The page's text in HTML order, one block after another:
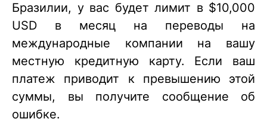
Бразилии, у вас будет лимит в $10,000
USD в месяц на переводы на
международные компании на вашу
местную кредитную карту. Если ваш
платеж приводит к превышению этой
суммы, вы получите сообщение об
ошибке.